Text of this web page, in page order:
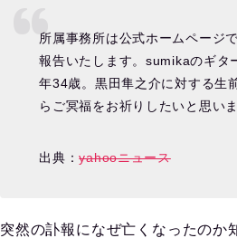
所属事務所は公式ホームページ
報告いたします。sumikaのギタ
年34歳。黒田隼之介に対する生
らご冥福をお祈りしたいと思い
出典：yahooニュース
突然の訃報になぜ亡くなったのか